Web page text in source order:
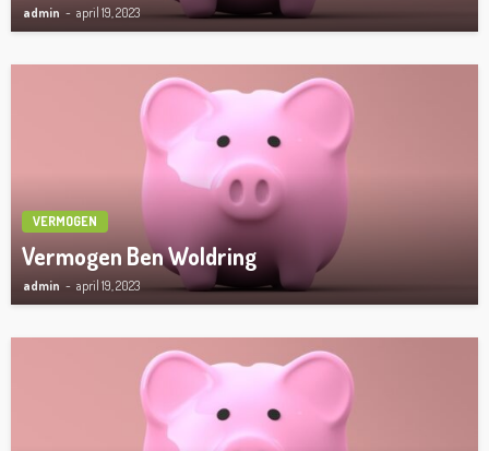
admin april 19, 2023
VERMOGEN
Vermogen Ben Woldring
admin april 19, 2023